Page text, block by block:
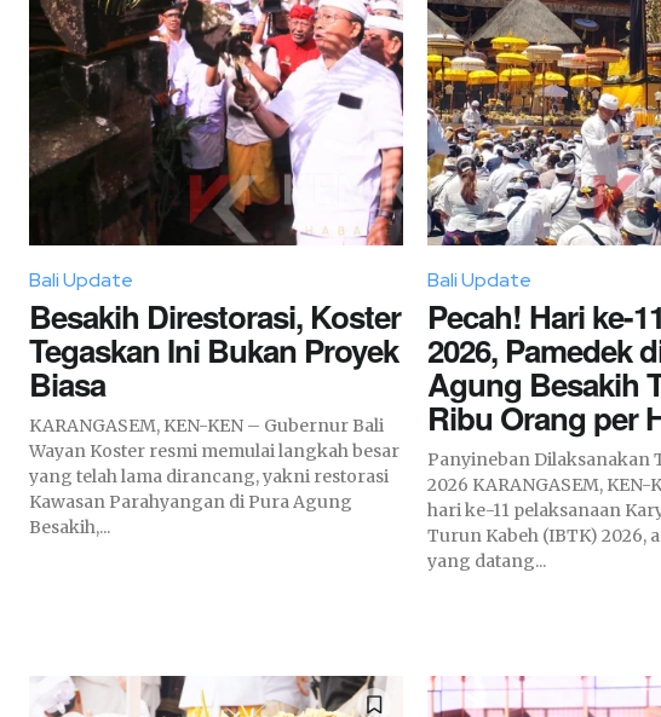
Bali Update
Besakih Direstorasi, Koster
Tegaskan Ini Bukan Proyek
Biasa
KARANGASEM, KEN-KEN – Gubernur Bali
Wayan Koster resmi memulai langkah besar
yang telah lama dirancang, yakni restorasi
Kawasan Parahyangan di Pura Agung
Besakih,...
Bali Update
Pecah! Hari ke-
2026, Pamedek
Agung Besakih
Ribu Orang per
Panyineban Dilaksanakan Tanggal 23 April
2026 KARANGASEM, KEN-KEN – Memasuki
hari ke-11 pelaksanaan
Turun Kabeh (IBTK) 2026,
yang datang...